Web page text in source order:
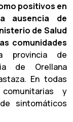
positivos en
ausencia de
de Salud
comunidades
provincia de
de Orellana
En todas
y
sintomáticos